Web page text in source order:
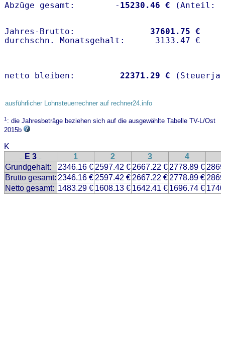
Abzüge gesamt:        - 15230.46 €
Jahres-Brutto: 37601.75 €
netto bleiben: 22371.29 €
ausführlicher Lohnsteuerrechner auf rechner24.info
1: die Jahresbeträge beziehen sich auf die ausgewählte Tabelle TV-L/Ost
2015b
K
.. E 3 .. 1 2 3 4
Grundgehalt:
2346.16 € 2597.42 € 2667.22 € 2778.89 €
Brutto gesamt: 2346.16 € 2597.42 € 2667.22 € 2778.89 €
Netto gesamt: 1483.29 € 1608.13 € 1642.41 € 1696.74 €